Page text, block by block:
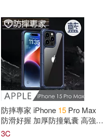
(333)
票證(5)
防摔專家 iPhone 15 Pro Max
防滑好握 加厚防撞氣囊 高強度
保護殼 藍
3C